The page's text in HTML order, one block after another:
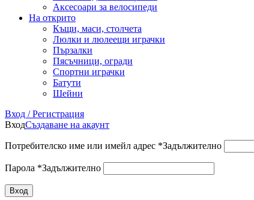
Аксесоари за велосипеди
На открито
Къщи, маси, столчета
Люлки и люлеещи играчки
Пързалки
Пясъчници, огради
Спортни играчки
Батути
Шейни
Вход / Регистрация
ВходСъздаване на акаунт
Потребителско име или имейл адрес *Задължително
Парола *Задължително
Вход